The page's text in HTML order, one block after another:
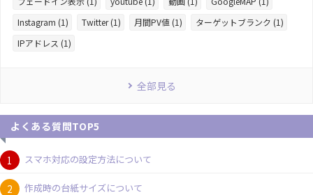
Instagram (1)
Twitter (1) 月間PV値 (1)
ターゲットブランク (1)
IPアドレス (1)
全部見る
よくある質問TOP5
スマホ対応の設定方法について
作成時の台紙サイズについて